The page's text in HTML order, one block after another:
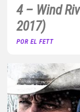
4 – Wind
2017)
POR EL FETT